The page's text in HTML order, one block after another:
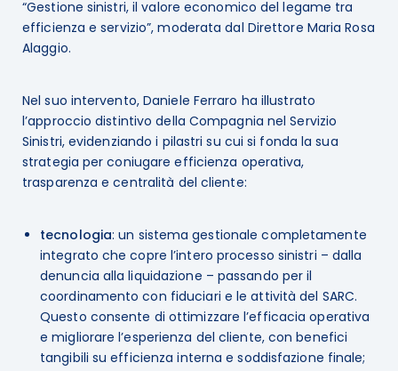
“Gestione sinistri, il valore economico del legame tra
efficienza e servizio”, moderata dal Direttore Maria Rosa
Alaggio.
Nel suo intervento, Daniele Ferraro ha illustrato
l’approccio distintivo della Compagnia nel Servizio
Sinistri, evidenziando i pilastri su cui si fonda la sua
strategia per coniugare efficienza operativa,
trasparenza e centralità del cliente:
tecnologia: un sistema gestionale completamente
integrato che copre l’intero processo sinistri – dalla
denuncia alla liquidazione – passando per il
coordinamento con fiduciari e le attività del SARC.
Questo consente di ottimizzare l’efficacia operativa
e migliorare l’esperienza del cliente, con benefici
tangibili su efficienza interna e soddisfazione finale;